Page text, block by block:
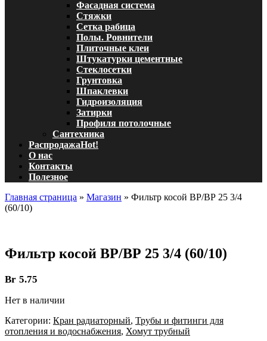
Фасадная система
Стяжки
Сетка рабица
Полы. Ровнители
Плиточные клеи
Штукатурки цементные
Стеклосетки
Грунтовка
Шпаклевки
Гидроизоляция
Затирки
Профиля потолочные
Сантехника
РаспродажаHot!
О нас
Контакты
Полезное
Главная страница » Магазин » Фильтр косой ВР/ВР 25 3/4
(60/10)
Фильтр косой ВР/ВР 25 3/4 (60/10)
Br 5.75
Нет в наличии
Категории: Кран радиаторный, Трубы и фитинги для
отопления и водоснабжения, Хомут трубный